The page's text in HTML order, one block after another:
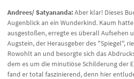
Andrees/ Satyananda:Aber klar! Dieses
Augenblick an ein Wunderkind. Kaum
ausgestoßen, erregte es überall Aufsehen
Augstein, der Herausgeber des "Spiegel",
Rowohlt an und besorgte sich das
dem es um die minutiöse Schilderung der
fand er total faszinierend, denn hier